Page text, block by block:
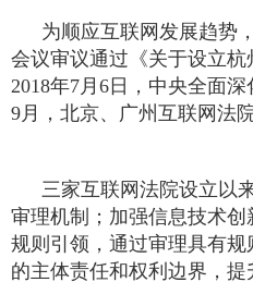
为顺应互联网发展趋势
会议审议通过《关于设立
2018年7月6日，中央全面
9月，北京、广州互联网法
三家互联网法院设立以
审理机制；加强信息技术
规则引领，通过审理具有
的主体责任和权利边界，